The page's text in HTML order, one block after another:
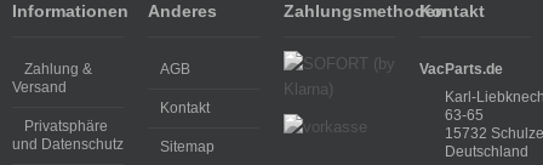
Informationen
Zahlung &
Versand
Privatsphäre
und Datenschutz
Anderes
AGB
Kontakt
Sitemap
ZahlungsmethodenKontakt
VacParts.de
Karl-
63-65
15732
Deutschland